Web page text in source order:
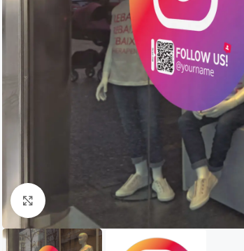
Click to enlarge